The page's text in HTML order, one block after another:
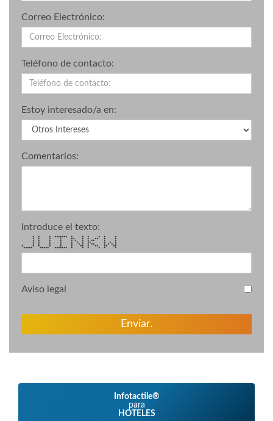
Correo Electrónico:
Teléfono de contacto:
Estoy interesado/a en:
Comentarios:
Introduce el texto:
* * * ******* * * * * * *
* * * * ** * * ** * *
* * * * * * * * ** * *
* * * * * * * ** * * *
* * * * * * * * ** * * * *
* * * * * * ** * ** ** **
***** ***** ******* * * * * * *
Aviso legal
Enviar.
Infotactile®
para
HOTELES